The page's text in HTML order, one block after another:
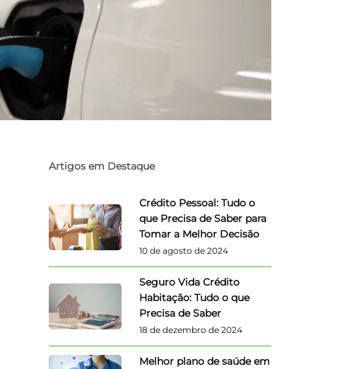
Artigos em Destaque
Crédito Pessoal: Tudo o
que Precisa de Saber para
Tomar a Melhor Decisão
10 de agosto de 2024
Seguro Vida Crédito
Habitação: Tudo o que
Precisa de Saber
18 de dezembro de 2024
Melhor plano de saúde em